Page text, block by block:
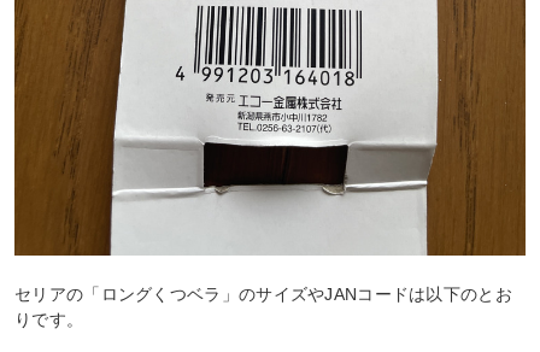
セリアの「ロングくつベラ」のサイズやJANコードは以下のとお
りです。